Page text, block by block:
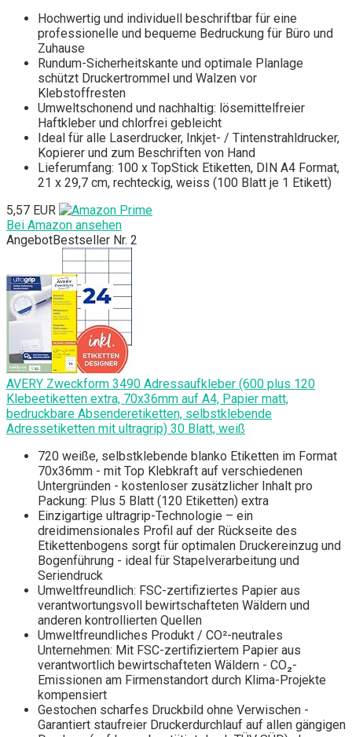
Hochwertig und individuell beschriftbar für eine
professionelle und bequeme Bedruckung für Büro und
Zuhause
Rundum-Sicherheitskante und optimale Planlage
schützt Druckertrommel und Walzen vor
Klebstoffresten
Umweltschonend und nachhaltig: lösemittelfreier
Haftkleber und chlorfrei gebleicht
Ideal für alle Laserdrucker, Inkjet- / Tintenstrahldrucker,
Kopierer und zum Beschriften von Hand
Lieferumfang: 100 x TopStick Etiketten, DIN A4 Format,
21 x 29,7 cm, rechteckig, weiss (100 Blatt je 1 Etikett)
5,57 EUR
Bei Amazon ansehen
AngebotBestseller Nr. 2
AVERY Zweckform 3490 Adressaufkleber (600 plus 120
Klebeetiketten extra, 70x36mm auf A4, Papier matt,
bedruckbare Absenderetiketten, selbstklebende
Adressetiketten mit ultragrip) 30 Blatt, weiß
720 weiße, selbstklebende blanko Etiketten im Format
70x36mm - mit Top Klebkraft auf verschiedenen
Untergründen - kostenloser zusätzlicher Inhalt pro
Packung: Plus 5 Blatt (120 Etiketten) extra
Einzigartige ultragrip-Technologie – ein
dreidimensionales Profil auf der Rückseite des
Etikettenbogens sorgt für optimalen Druckereinzug und
Bogenführung - ideal für Stapelverarbeitung und
Seriendruck
Umweltfreundlich: FSC-zertifiziertes Papier aus
verantwortungsvoll bewirtschafteten Wäldern und
anderen kontrollierten Quellen
Umweltfreundliches Produkt / CO²-neutrales
Unternehmen: Mit FSC-zertifiziertem Papier aus
verantwortlich bewirtschafteten Wäldern - CO₂-
Emissionen am Firmenstandort durch Klima-Projekte
kompensiert
Gestochen scharfes Druckbild ohne Verwischen -
Garantiert staufreier Druckerdurchlauf auf allen gängigen